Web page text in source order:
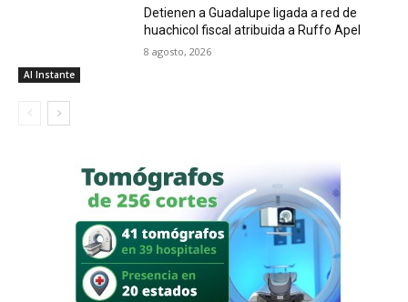
Al Instante
Detienen a Guadalupe ligada a red de
huachicol fiscal atribuida a Ruffo Apel
8 agosto, 2026